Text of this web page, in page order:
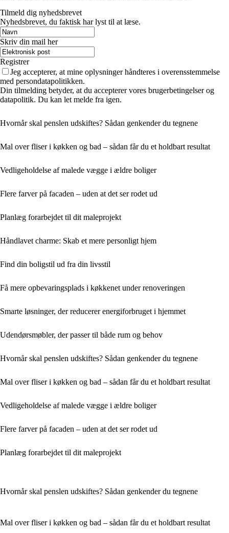
Tilmeld dig nyhedsbrevet
Nyhedsbrevet, du faktisk har lyst til at læse.
Skriv din mail her
Registrer
Jeg accepterer, at mine oplysninger håndteres i overensstemmelse
med persondatapolitikken.
Din tilmelding betyder, at du accepterer vores brugerbetingelser og
datapolitik. Du kan let melde fra igen.
Hvornår skal penslen udskiftes? Sådan genkender du tegnene
Mal over fliser i køkken og bad – sådan får du et holdbart resultat
Vedligeholdelse af malede vægge i ældre boliger
Flere farver på facaden – uden at det ser rodet ud
Planlæg forarbejdet til dit maleprojekt
Håndlavet charme: Skab et mere personligt hjem
Find din boligstil ud fra din livsstil
Få mere opbevaringsplads i køkkenet under renoveringen
Smarte løsninger, der reducerer energiforbruget i hjemmet
Udendørsmøbler, der passer til både rum og behov
Hvornår skal penslen udskiftes? Sådan genkender du tegnene
Mal over fliser i køkken og bad – sådan får du et holdbart resultat
Vedligeholdelse af malede vægge i ældre boliger
Flere farver på facaden – uden at det ser rodet ud
Planlæg forarbejdet til dit maleprojekt
Hvornår skal penslen udskiftes? Sådan genkender du tegnene
Mal over fliser i køkken og bad – sådan får du et holdbart resultat